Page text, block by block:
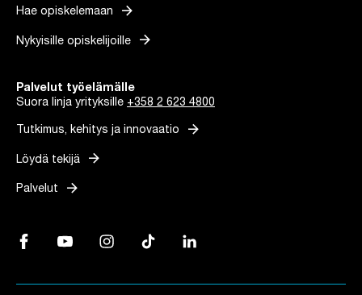
Hae opiskelemaan arrow_forward
Nykyisille opiskelijoille arrow_forward
Palvelut työelämälle
Suora linja yrityksille +358 2 623 4800
Tutkimus, kehitys ja innovaatio arrow_forward
Löydä tekijä arrow_forward
Palvelut arrow_forward
Facebook, Linkki avautuu uuteen välilehteen
YouTube, Linkki avautuu uuteen välilehteen
Instagram, Linkki avautuu uuteen välilehteen
TikTok, Linkki avautuu uuteen välilehteen
LinkedIn, Linkki avautuu uuteen